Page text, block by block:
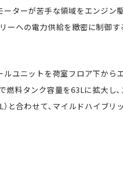
ターが苦手な領域をエンジン
ーへの電力供給を緻密に制御
ルユニットを荷室フロア下から
燃料タンク容量を63Lに拡大し
）と合わせて、マイルドハイブ